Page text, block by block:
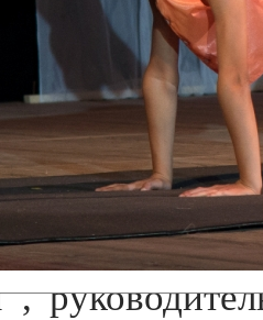
фестиваля:
с.
,